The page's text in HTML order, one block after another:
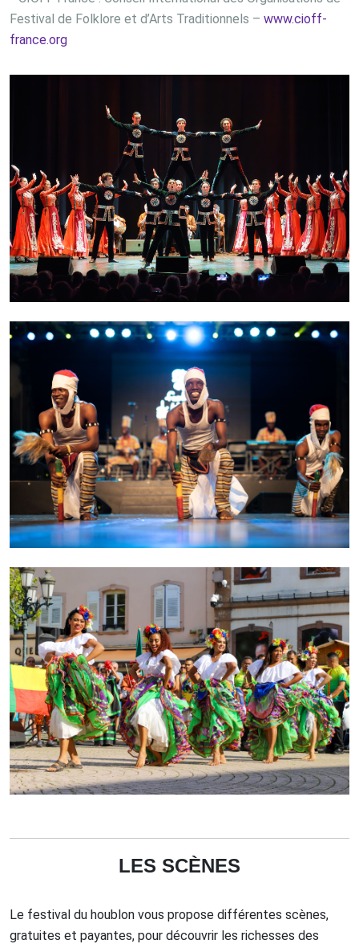
Festival de Folklore et d’Arts Traditionnels – www.cioff-
france.org
LES SCÈNES
Le festival du houblon vous propose différentes scènes,
gratuites et payantes, pour découvrir les richesses des